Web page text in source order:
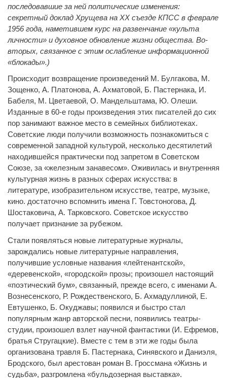
последовавшие за ней политические изменения:
секретный доклад Хрущева на ХХ съезде КПСС в феврале
1956 года, наметившем курс на развенчание «культа
личности» и духовное обновление жизни общества. Во-
вторых, связанное с этим ослабление информационной
«блокады».)
Происходит возвращение произведений М. Булгакова, М.
Зощенко, А. Платонова, А. Ахматовой, Б. Пастернака, И.
Бабеля, М. Цветаевой, О. Мандельштама, Ю. Олеши.
Изданные в 60-е годы произведения этих писателей до сих
пор занимают важное место в семейных библиотеках.
Советские люди получили возможность познакомиться с
современной западной культурой, несколько десятилетий
находившейся практически под запретом в Советском
Союзе, за «железным занавесом». Оживилась и внутренняя
культурная жизнь в разных сферах искусства: в
литературе, изобразительном искусстве, театре, музыке,
кино. достаточно вспомнить имена Г. Товстоногова, Д.
Шостаковича, А. Тарковского. Советское искусство
получает признание за рубежом.
Стали появляться новые литературные журналы,
зарождались новые литературные направления,
получившие условные названия «лейтенантской»,
«деревенской», «городской» прозы; произошел настоящий
«поэтический бум», связанный, прежде всего, с именами А.
Вознесенского, Р. Рождественского, Б. Ахмадуллиной, Е.
Евтушенко, Б. Окуджавы; появился и быстро стал
популярным жанр авторской песни, появились театры-
студии, произошел взлет научной фантастики (И. Ефремов,
братья Стругацкие). Вместе с тем в эти же годы была
организована травля Б. Пастернака, Синявского и Даниэля,
Бродского, был арестован роман В. Гроссмана «Жизнь и
судьба», разгромлена «бульдозерная выставка».